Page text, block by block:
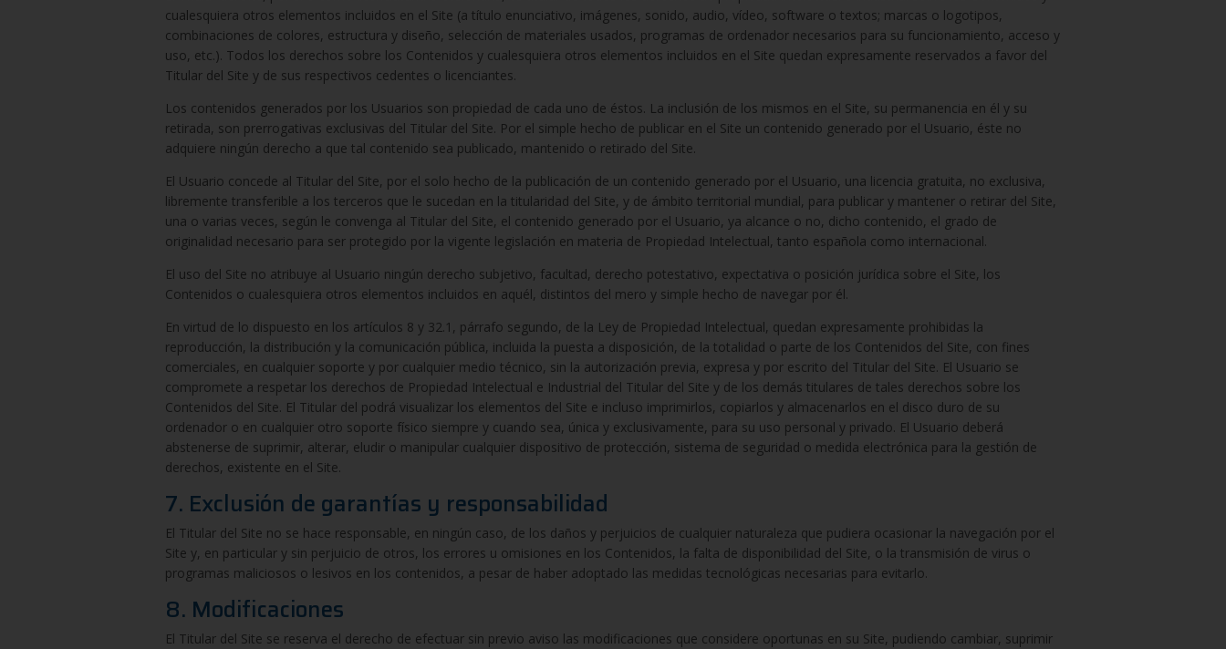
cualesquiera otros elementos incluidos en el Site (a título enunciativo, imágenes, sonido, audio, vídeo, software o textos; marcas o logotipos,
combinaciones de colores, estructura y diseño, selección de materiales usados, programas de ordenador necesarios para su funcionamiento, acceso y
uso, etc.). Todos los derechos sobre los Contenidos y cualesquiera otros elementos incluidos en el Site quedan expresamente reservados a favor del
Titular del Site y de sus respectivos cedentes o licenciantes.
Los contenidos generados por los Usuarios son propiedad de cada uno de éstos. La inclusión de los mismos en el Site, su permanencia en él y su
retirada, son prerrogativas exclusivas del Titular del Site. Por el simple hecho de publicar en el Site un contenido generado por el Usuario, éste no
adquiere ningún derecho a que tal contenido sea publicado, mantenido o retirado del Site.
El Usuario concede al Titular del Site, por el solo hecho de la publicación de un contenido generado por el Usuario, una licencia gratuita, no exclusiva,
libremente transferible a los terceros que le sucedan en la titularidad del Site, y de ámbito territorial mundial, para publicar y mantener o retirar del Site,
una o varias veces, según le convenga al Titular del Site, el contenido generado por el Usuario, ya alcance o no, dicho contenido, el grado de
originalidad necesario para ser protegido por la vigente legislación en materia de Propiedad Intelectual, tanto española como internacional.
El uso del Site no atribuye al Usuario ningún derecho subjetivo, facultad, derecho potestativo, expectativa o posición jurídica sobre el Site, los
Contenidos o cualesquiera otros elementos incluidos en aquél, distintos del mero y simple hecho de navegar por él.
En virtud de lo dispuesto en los artículos 8 y 32.1, párrafo segundo, de la Ley de Propiedad Intelectual, quedan expresamente prohibidas la
reproducción, la distribución y la comunicación pública, incluida la puesta a disposición, de la totalidad o parte de los Contenidos del Site, con fines
comerciales, en cualquier soporte y por cualquier medio técnico, sin la autorización previa, expresa y por escrito del Titular del Site. El Usuario se
compromete a respetar los derechos de Propiedad Intelectual e Industrial del Titular del Site y de los demás titulares de tales derechos sobre los
Contenidos del Site. El Titular del podrá visualizar los elementos del Site e incluso imprimirlos, copiarlos y almacenarlos en el disco duro de su
ordenador o en cualquier otro soporte físico siempre y cuando sea, única y exclusivamente, para su uso personal y privado. El Usuario deberá
abstenerse de suprimir, alterar, eludir o manipular cualquier dispositivo de protección, sistema de seguridad o medida electrónica para la gestión de
derechos, existente en el Site.
7. Exclusión de garantías y responsabilidad
El Titular del Site no se hace responsable, en ningún caso, de los daños y perjuicios de cualquier naturaleza que pudiera ocasionar la navegación por el
Site y, en particular y sin perjuicio de otros, los errores u omisiones en los Contenidos, la falta de disponibilidad del Site, o la transmisión de virus o
programas maliciosos o lesivos en los contenidos, a pesar de haber adoptado las medidas tecnológicas necesarias para evitarlo.
8. Modificaciones
El Titular del Site se reserva el derecho de efectuar sin previo aviso las modificaciones que considere oportunas en su Site, pudiendo cambiar, suprimir